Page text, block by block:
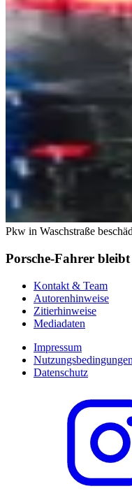
Pkw in Waschstraße
Porsche-Fahrer
Kontakt & Team
Autorenhinweise
Zitierhinweise
Mediadaten
Impressum
Nutzungsbedingungen
Datenschutz